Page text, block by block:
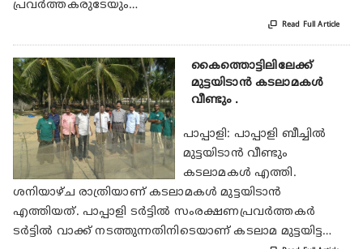
പ്രവര്‍ത്തകരുടേയും…
 Read Full Article
കൈത്തൊട്ടിലിലേക്ക്
മുട്ടയിടാന്‍ കടലാമകള്‍
വീണ്ടും .
പാപ്പാളി: പാപ്പാളി ബീച്ചില്‍
മുട്ടയിടാന്‍ വീണ്ടും
കടലാമകള്‍ എത്തി.
ശനിയാഴ്ച രാത്രിയാണ് കടലാമകള്‍ മുട്ടയിടാന്‍
എത്തിയത്. പാപ്പാളി ടര്‍ട്ടില്‍ സംരക്ഷണപ്രവര്‍ത്തകര്‍
ടര്‍ട്ടില്‍ വാക്ക് നടത്തുന്നതിനിടെയാണ് കടലാമ മുട്ടയിട്ട…